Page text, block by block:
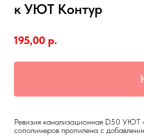
к УЮТ Контур
195,00 р.
Ревизия канализационная D50 УЮТ
сополимеров пропилена с